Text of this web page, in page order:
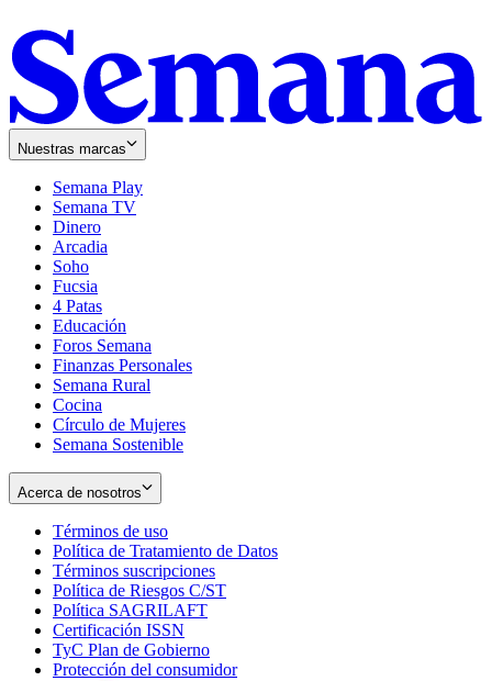
Nuestras marcas
Semana Play
Semana TV
Dinero
Arcadia
Soho
in
new
window
Fucsia
in
new
window
4 Patas
Educación
Foros Semana
Finanzas Personales
Semana Rural
Cocina
Círculo de Mujeres
Semana Sostenible
Acerca de nosotros
Términos de uso
in
new
window
Política de Tratamiento de Datos
Términos suscripciones
in
Política de Riesgos C/ST
Política SAGRILAFT
new
window
Certificación ISSN
in
new
TyC Plan de Gobierno
in
Protección del consumidorOpens